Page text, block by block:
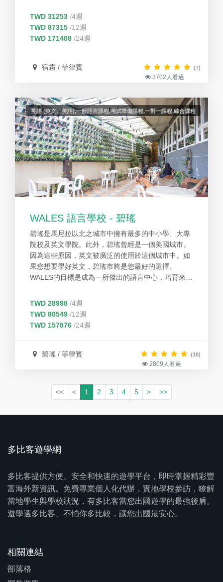
先選擇。我們熱愛我們所做的事，不斷地設定新目
標，給予最好的服務。
TWD 31253 /4週
TWD 87315 /12週
TWD 171408 /24週
宿霧 / 菲律賓 (7)
3702人看過
英語 (英文、美語),一般語言課程,考試準備課程,一對一課程,綜合課程
WALES 語言學校 - 碧瑤
碧瑤是馬尼拉以北之城市中擁有最多的中小學、大專
院校及英文學院。此外，碧瑤曾經是一個美國城市。
因為這些原因，英文被廣泛的使用於這個城市中。如
果您想要學好英文，碧瑤市將是您最好的選擇。
WALES的目標是成為一所傑出的語言中心，培育來自
TWD 28998 /4週
TWD 80549 /12週
TWD 157876 /24週
碧瑤 / 菲律賓 (18)
2809人看過
<< < 1 2 3 4 5 > >>
多比客遊學網
多比客提供方便、安全和快速的遊學平台，即時掌握精彩豐
富海外新資訊。免費專業個人化代辦，實地學校參訪，瞭解
當地學生與學校狀況，有多比客當您出國遊學的最強後盾。
遊學選多比客、不怕你多比較，讓您出國最安心。
相關連結
部落格